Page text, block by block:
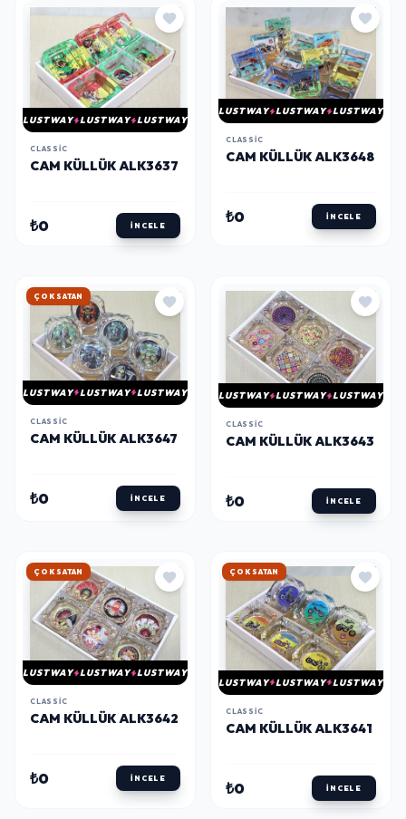
LUSTWAY LUSTWAY LUSTWAY
CLASSIC
CAM KÜLLÜK ALK3637
₺0 İNCELE
LUSTWAY LUSTWAY LUSTWAY
CLASSIC
CAM KÜLLÜK ALK3648
₺0 İNCELE
HIZLI KARGO
LUSTWAY LUSTWAY LUSTWAY
CLASSIC
CAM KÜLLÜK ALK3647
₺0 İNCELE
LUSTWAY LUSTWAY LUSTWAY
CLASSIC
CAM KÜLLÜK ALK3643
₺0 İNCELE
HIZLI KARGO
LUSTWAY LUSTWAY LUSTWAY
CLASSIC
CAM KÜLLÜK ALK3642
₺0 İNCELE
HIZLI KARGO
LUSTWAY LUSTWAY LUSTWAY
CLASSIC
CAM KÜLLÜK ALK3641
₺0 İNCELE